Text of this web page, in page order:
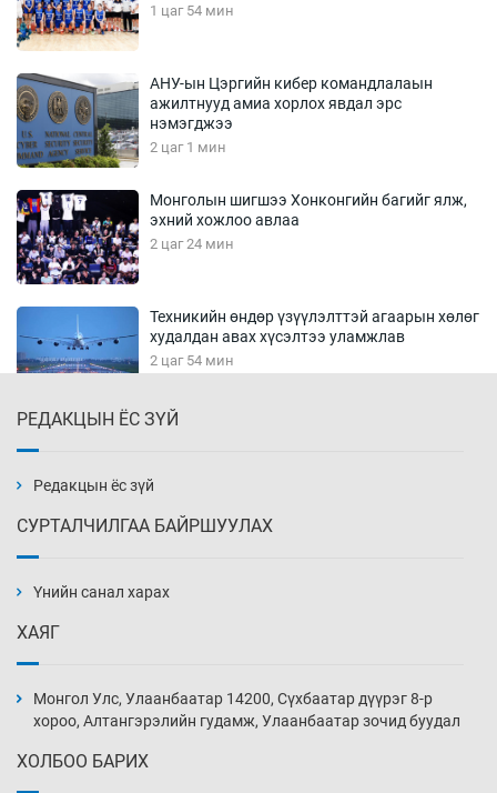
1 цаг 54 мин
АНУ-ын Цэргийн кибер командлалаын
ажилтнууд амиа хорлох явдал эрс
нэмэгджээ
2 цаг 1 мин
Монголын шигшээ Хонконгийн багийг ялж,
эхний хожлоо авлаа
2 цаг 24 мин
Техникийн өндөр үзүүлэлттэй агаарын хөлөг
худалдан авах хүсэлтээ уламжлав
2 цаг 54 мин
3 цаг 24 мин
3 цаг 54 мин
4 цаг 24 мин
РЕДАКЦЫН ЁС ЗҮЙ
Редакцын ёс зүй
СУРТАЛЧИЛГАА БАЙРШУУЛАХ
Үнийн санал харах
ХАЯГ
Монгол Улс, Улаанбаатар 14200, Сүхбаатар дүүрэг 8-р
хороо, Алтангэрэлийн гудамж, Улаанбаатар зочид буудал
ХОЛБОО БАРИХ